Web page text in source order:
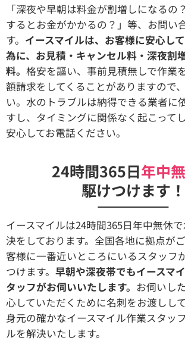
「深夜や早朝は料金が割増しになるの
するとお金がかかるの？」等、お問い
す。 イースマイルは、お客様に安心し
為に、お見積・キャンセル料・深夜割
料。 格安を謳い、事前見積無しで作業
額請求をしてくることがありますので
い。水のトラブルは納得できる業者に
すし、タイミングに関係なく起こって
安心してお電話ください。
24時間365日年中
駆けつけます！
イースマイルは24時間365日年中無休
決をしております。全国各地に拠点が
客様に一番近いところにいるスタッフ
つけます。 早朝や深夜帯でもイースマ
タッフがお伺いいたします。 お伺いし
心していただくために名刺をお渡しして
身元の確かなイースマイル作業スタッ
ルを解決いたします。